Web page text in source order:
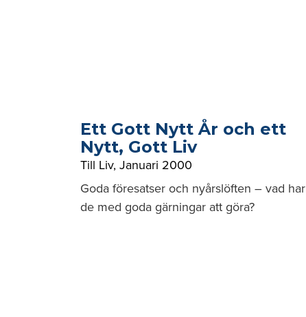
Ett Gott Nytt År och ett
Nytt, Gott Liv
Till Liv, Januari 2000
Goda föresatser och nyårslöften – vad har
de med goda gärningar att göra?